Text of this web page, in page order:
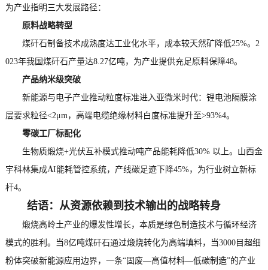
为产业指明三大发展路径：
原料战略转型
煤矸石制备技术成熟度达工业化水平，成本较天然矿降低25%。2
023年我国煤矸石产量达8.27亿吨，为产业提供充足原料保障48。
产品纳米级突破
新能源与电子产业推动粒度标准进入亚微米时代：锂电池隔膜涂
层要求粒径<2μm，高端电缆绝缘材料白度标准提升至>93%4。
零碳工厂标配化
生物质煅烧+光伏互补模式推动吨产品能耗降低30% 以上。山西金
宇科林集成AI能耗管控系统，产线碳足迹下降45%，为行业树立新标
杆4。
结语：从资源依赖到技术输出的战略转身
煅烧高岭土产业的爆发性增长，本质是绿色制造技术与循环经济
模式的胜利。当8亿吨煤矸石通过煅烧转化为高端填料，当3000目超细
粉体突破新能源应用边界，一条“固废—高值材料—低碳制造”的产业